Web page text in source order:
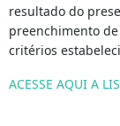
resultado do
preenchimento
critérios
ACESSE AQUI A